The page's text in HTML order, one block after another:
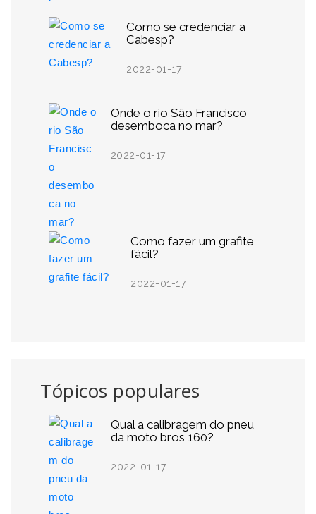
Como se credenciar a
Cabesp?
2022-01-17
Onde o rio São Francisco
desemboca no mar?
2022-01-17
Como fazer um grafite
fácil?
2022-01-17
Tópicos populares
Qual a calibragem do pneu
da moto bros 160?
2022-01-17